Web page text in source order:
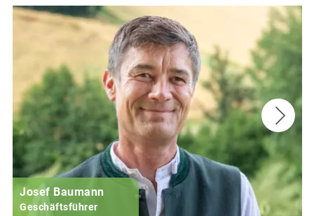
Josef Baumann
Geschäftsführer